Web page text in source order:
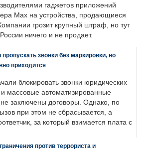
гаджетов приложений
Max на устройства, продающиеся
грозит крупный штраф, но тут
ничего и не продает.
звонки без маркировки, но
приходится
блокировать звонки юридических
массовые автоматизированные
заключены договоры. Однако, по
при этом не сбрасывается, а
за который взимается плата с
против террориста и